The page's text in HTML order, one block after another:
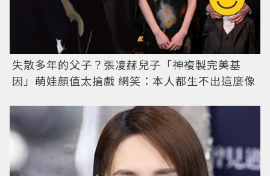
失散多年的父子？張凌赫兒子「神複製完美基
因」萌娃顏值太搶戲 網笑：本人都生不出這麼像